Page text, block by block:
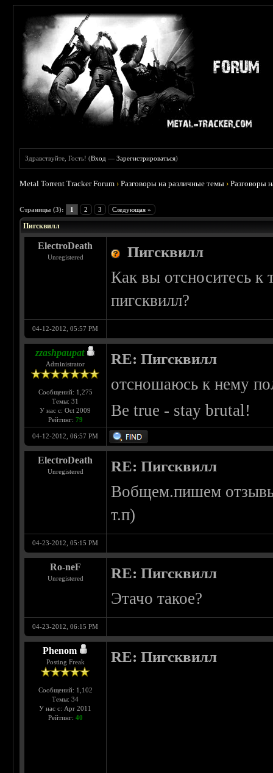
Здравствуйте, Гость! (Вход —Зарегистрироваться)
Metal Torrent Tracker Forum ›Разговоры на различные темы ›Разговоры
Страницы (3): 1 2 3 Следующая »
Пигсквилл
ElectroDeath
Unregistered Пигсквилл
Как вы отсноситесь к
пигсквилл?
04-12-2012, 05:57 PM
zzashpaupat
Administrator
Сообщений: 1,275
Темы: 31
У нас с: Oct 2009
Рейтинг: 79
RE: Пигсквилл
отсношаюсь к нему
Be true - stay brutal!
04-12-2012, 06:57 PM
ElectroDeath
Unregistered RE: Пигсквилл
Вобщем.пишем
т.п)
04-23-2012, 05:15 PM
Ro-neF
Unregistered RE: Пигсквилл
Этачо такое?
04-23-2012, 06:15 PM
Phenom
Posting Freak
Сообщений: 1,102
Темы: 34
У нас с: Apr 2011
Рейтинг: 40
RE: Пигсквилл